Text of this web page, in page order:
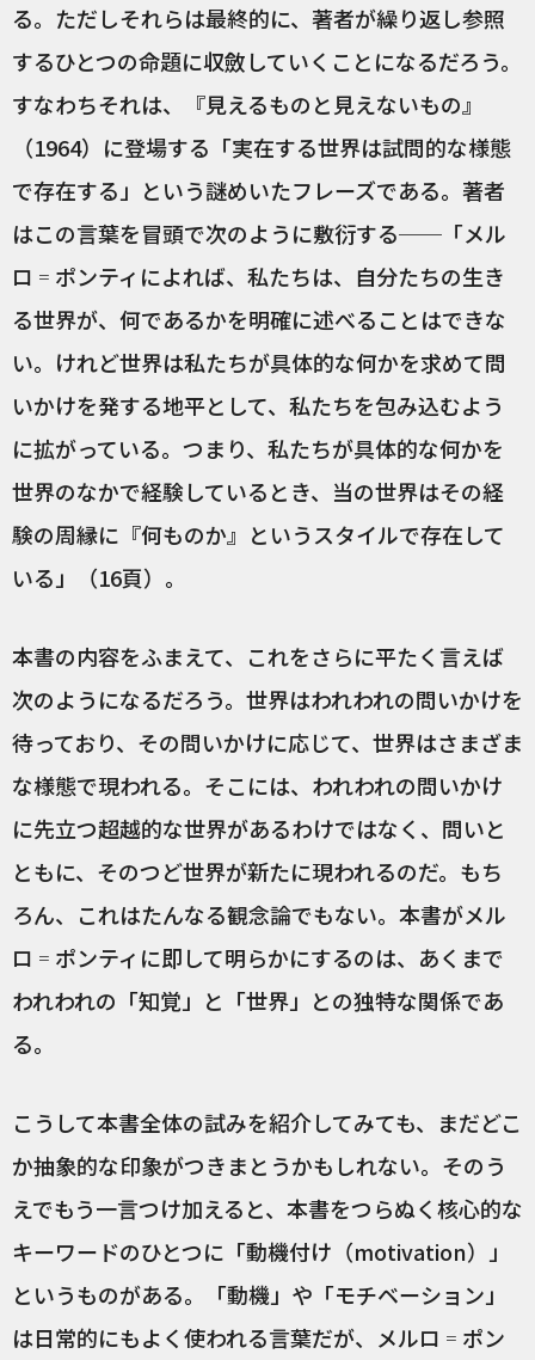
る。ただしそれらは最終的に、著者が繰り返し参照
するひとつの命題に収斂していくことになるだろう。
すなわちそれは、『見えるものと見えないもの』
（1964）に登場する「実在する世界は試問的な様態
で存在する」という謎めいたフレーズである。著者
はこの言葉を冒頭で次のように敷衍する──「メル
ロ゠ポンティによれば、私たちは、自分たちの生き
る世界が、何であるかを明確に述べることはできな
い。けれど世界は私たちが具体的な何かを求めて問
いかけを発する地平として、私たちを包み込むよう
に拡がっている。つまり、私たちが具体的な何かを
世界のなかで経験しているとき、当の世界はその経
験の周縁に『何ものか』というスタイルで存在して
いる」（16頁）。
本書の内容をふまえて、これをさらに平たく言えば
次のようになるだろう。世界はわれわれの問いかけを
待っており、その問いかけに応じて、世界はさまざま
な様態で現われる。そこには、われわれの問いかけ
に先立つ超越的な世界があるわけではなく、問いと
ともに、そのつど世界が新たに現われるのだ。もち
ろん、これはたんなる観念論でもない。本書がメル
ロ゠ポンティに即して明らかにするのは、あくまで
われわれの「知覚」と「世界」との独特な関係であ
る。
こうして本書全体の試みを紹介してみても、まだどこ
か抽象的な印象がつきまとうかもしれない。そのう
えでもう一言つけ加えると、本書をつらぬく核心的な
キーワードのひとつに「動機付け（motivation）」
というものがある。「動機」や「モチベーション」
は日常的にもよく使われる言葉だが、メルロ゠ポン